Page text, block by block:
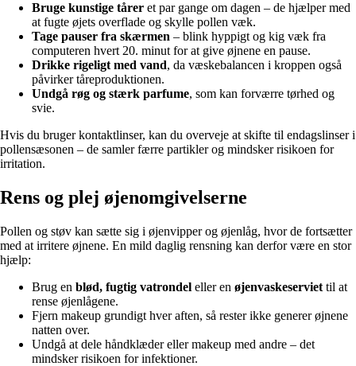
Bruge kunstige tårer et par gange om dagen – de hjælper med
at fugte øjets overflade og skylle pollen væk.
Tage pauser fra skærmen – blink hyppigt og kig væk fra
computeren hvert 20. minut for at give øjnene en pause.
Drikke rigeligt med vand, da væskebalancen i kroppen også
påvirker tåreproduktionen.
Undgå røg og stærk parfume, som kan forværre tørhed og
svie.
Hvis du bruger kontaktlinser, kan du overveje at skifte til endagslinser i
pollensæsonen – de samler færre partikler og mindsker risikoen for
irritation.
Rens og plej øjenomgivelserne
Pollen og støv kan sætte sig i øjenvipper og øjenlåg, hvor de fortsætter
med at irritere øjnene. En mild daglig rensning kan derfor være en stor
hjælp:
Brug en blød, fugtig vatrondel eller en øjenvaskeserviet til at
rense øjenlågene.
Fjern makeup grundigt hver aften, så rester ikke generer øjnene
natten over.
Undgå at dele håndklæder eller makeup med andre – det
mindsker risikoen for infektioner.